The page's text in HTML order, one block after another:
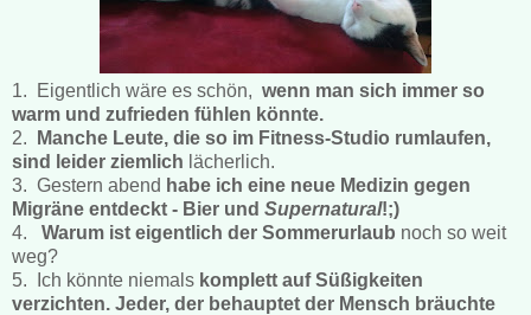
1. Eigentlich wäre es schön, wenn man sich immer so
warm und zufrieden fühlen könnte.
2.
Manche Leute, die so im Fitness-Studio rumlaufen,
sind leider ziemlich lächerlich.
3. Gestern abend habe ich eine neue Medizin gegen
Migräne entdeckt - Bier und Supernatural!;)
4. Warum ist eigentlich der Sommerurlaub noch so weit
weg?
5. Ich könnte niemals komplett auf Süßigkeiten
verzichten. Jeder, der behauptet der Mensch bräuchte